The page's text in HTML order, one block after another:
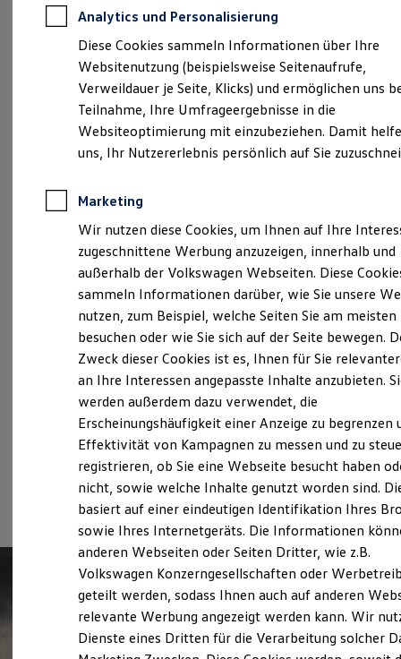
Autokredit mit Schlussrate
Versicherungen und Garantien
Kfz-Versicherung
Restschuldversicherungen
Garantien
Wartungsverträge
Geschäftskunden
Professional Class bei Volkswagen
Großkunden
Behörden
Anpfiff zum Gewinn
Elektroautos
ID. Tutorials
Elektrofahrzeugkonzepte
Reichweite
Reichweite der ID. Modelle
Reichweite im Winter
Laden
Laden unterwegs
Laden Zuhause
Ladezeitensimulator
Batterie
Sicherheit
Garantie und Lebensdauer
Nachhaltigkeit
Technologie
Kosten und Kauf
Verbrauchskosten
Kaufoptionen
E-Auto-Förderung
Software und Konnektivität
Die ID. Software 6
ID. Software Versionen und Updates
Digitale Extras
Schnittstellen zu Ihrem ID.
Impressum & Rechtliches)
Probefahrt vereinbaren
Fahrzeugangebot anfordern
Serviceanfrage stellen
Analytics und Personalisierung
Diese Cookies sammeln Informationen über Ihre
Websitenutzung (beispielsweise Seitenaufrufe,
Verweildauer je Seite, Klicks) und ermöglichen uns
Teilnahme, Ihre Umfrageergebnisse in die
Websiteoptimierung mit einzubeziehen. Damit
uns, Ihr Nutzererlebnis persönlich auf Sie
Marketing
Wir nutzen diese Cookies, um Ihnen auf Ihre
zugeschnittene Werbung anzuzeigen, innerhalb und
außerhalb der Volkswagen Webseiten. Diese
sammeln Informationen darüber, wie Sie unsere
nutzen, zum Beispiel, welche Seiten Sie am meisten
besuchen oder wie Sie sich auf der Seite bewegen.
Zweck dieser Cookies ist es, Ihnen für Sie
an Ihre Interessen angepasste Inhalte anzubieten.
werden außerdem dazu verwendet, die
Erscheinungshäufigkeit einer Anzeige zu begrenzen
Effektivität von Kampagnen zu messen und zu
registrieren, ob Sie eine Webseite besucht haben
nicht, sowie welche Inhalte genutzt worden sind.
basiert auf einer eindeutigen Identifikation Ihres
sowie Ihres Internetgeräts. Die Informationen
anderen Webseiten oder Seiten Dritter, wie z.B.
Volkswagen Konzerngesellschaften oder
geteilt werden, sodass Ihnen auch auf anderen
relevante Werbung angezeigt werden kann. Wir
Dienste eines Dritten für die Verarbeitung solcher